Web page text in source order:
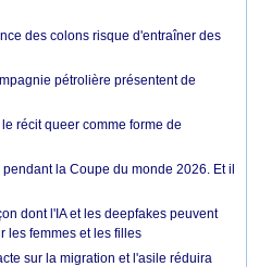
des colons risque d'entraîner des
pétrolière présentent de
récit queer comme forme de
la Coupe du monde 2026. Et il
dont l'IA et les deepfakes peuvent
les femmes et les filles
sur la migration et l'asile réduira